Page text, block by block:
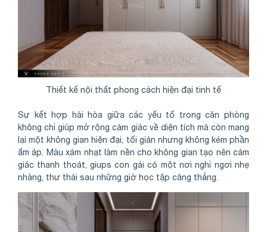
Thiết kế nội thất phong cách hiện đại tinh tế
Sự kết hợp hài hòa giữa các yếu tố trong căn phòng
không chỉ giúp mở rộng cảm giác về diện tích mà còn mang
lại một không gian hiện đại, tối giản nhưng không kém phần
ấm áp. Màu xám nhạt làm nền cho không gian tạo nên cảm
giác thanh thoát, giups con gái có một nơi nghỉ ngơi nhẹ
nhàng, thư thái sau những giờ học tập căng thẳng.